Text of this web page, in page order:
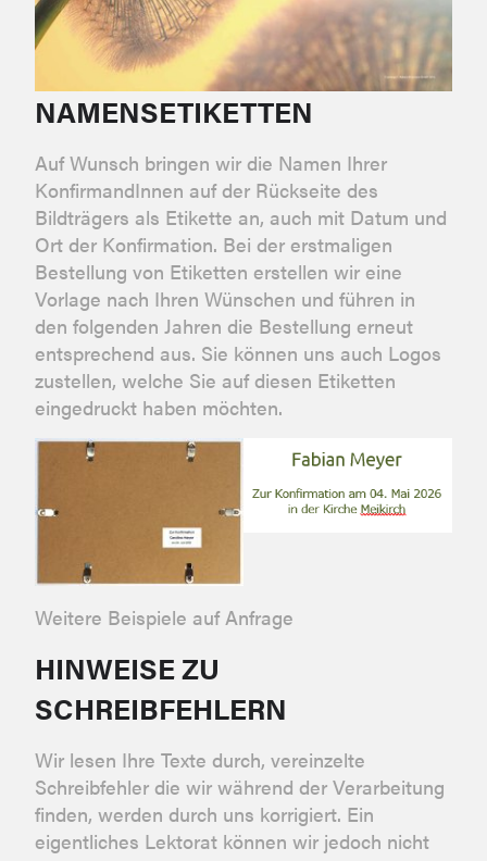
NAMENSETIKETTEN
Auf Wunsch bringen wir die Namen Ihrer
KonfirmandInnen auf der Rückseite des
Bildträgers als Etikette an, auch mit Datum und
Ort der Konfirmation. Bei der erstmaligen
Bestellung von Etiketten erstellen wir eine
Vorlage nach Ihren Wünschen und führen in
den folgenden Jahren die Bestellung erneut
entsprechend aus. Sie können uns auch Logos
zustellen, welche Sie auf diesen Etiketten
eingedruckt haben möchten.
Weitere Beispiele auf Anfrage
HINWEISE ZU
SCHREIBFEHLERN
Wir lesen Ihre Texte durch, vereinzelte
Schreibfehler die wir während der Verarbeitung
finden, werden durch uns korrigiert. Ein
eigentliches Lektorat können wir jedoch nicht